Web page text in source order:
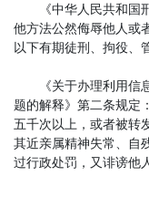
《中华人民共和国刑
他方法公然侮辱他人或
以下有期徒刑、拘役、
《关于办理利用信息
题的解释》第二条规定
五千次以上，或者被转
其近亲属精神失常、自
过行政处罚，又诽谤他